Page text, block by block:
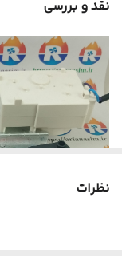
نقد و بررسی
نظرات